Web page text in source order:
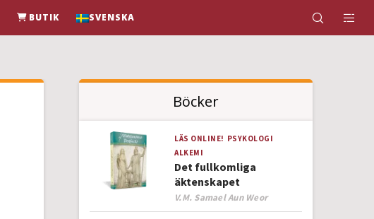
BUTIK SVENSKA
Böcker
LÄS ONLINE! PSYKOLOGI
ALKEMI
Det fullkomliga
äktenskapet
Author
V.M. Samael Aun Weor